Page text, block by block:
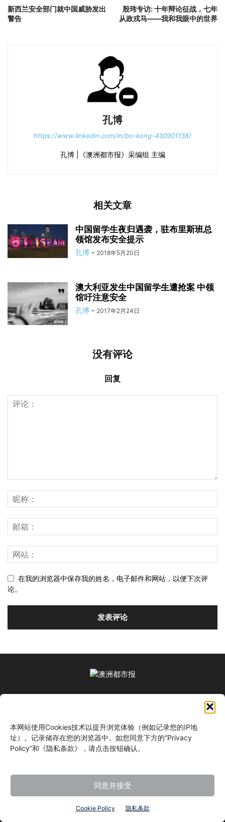
本网站使用Cookies技术以提升浏览体验（例如记录您的IP地
址）。记录储存在您的浏览器中。如您同意下方的“Privacy
Policy”和《隐私条款》，请点击按钮确认。
同意并接受
Cookie Policy 隐私条款
新西兰安全部门就中国威胁发出
警告
殷玮专访: 十年辩论征战，七年
从政戎马——我和我眼中的世界
孔博
https://www.linkedin.com/in/bo-kong-430901138/
孔博 |《澳洲都市报》采编组 主编
相关文章
中国留学生夜归遇袭，驻布里斯班总
领馆发布安全提示
孔博 - 2018年5月20日
澳大利亚发生中国留学生遭抢案 中领
馆吁注意安全
孔博 - 2017年2月24日
没有评论
回复
在我的浏览器中保存我的姓名，电子邮件和网站，以便下次评
论。
关注我们
©